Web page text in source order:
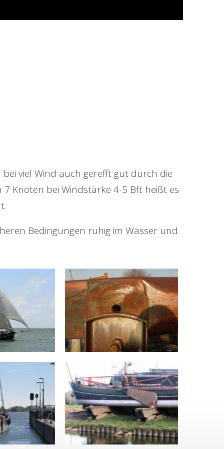
viel Wind auch gerefft gut durch die
7 Knoten bei Windstärke 4-5 Bft heißt es
Bedingungen ruhig im Wasser und